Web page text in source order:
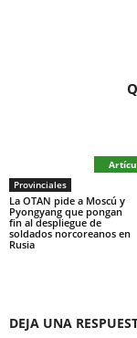
Provinciales
La OTAN pide a Moscú y
Pyongyang que pongan
fin al despliegue de
soldados norcoreanos en
Rusia
DEJA UNA